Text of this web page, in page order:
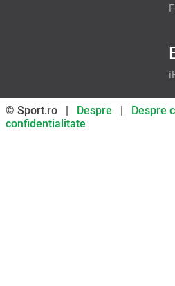
© Sport.ro | Despre Despre
confidentialitate